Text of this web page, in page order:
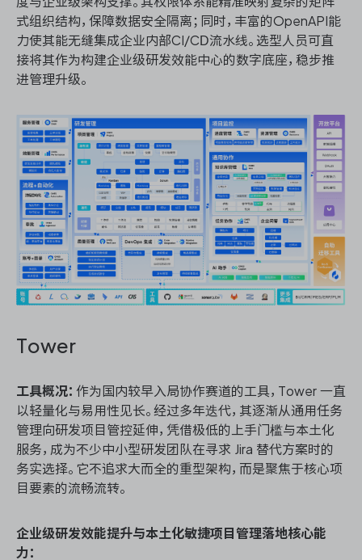
式组织结构，保障数据安全隔离；同时，丰富的OpenAPI能
力使其能无缝集成企业内部CI/CD流水线。选型人员可直
接将其作为构建企业级研发效能中心的数字底座，稳步推
进管理升级。
Tower
工具概况： 作为国内较早入局协作赛道的工具，Tower 一直
以轻量化与易用性见长。经过多年迭代，其逐渐从通用任务
管理向研发项目管控延伸，凭借极低的上手门槛与本土化
服务，成为不少中小型研发团队在寻求 Jira 替代方案时的
务实选择。它不追求大而全的重型架构，而是聚焦于核心项
目要素的流畅流转。
企业级研发效能提升与本土化敏捷项目管理落地核心能
力：